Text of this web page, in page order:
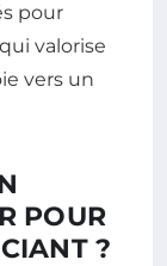
pour
valorise
vers un
POUR
?